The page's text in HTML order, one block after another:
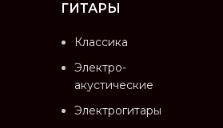
ГИТАРЫ
Классика
Электро-
акустические
Электрогитары